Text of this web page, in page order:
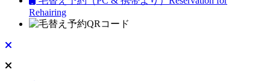
Rehairing